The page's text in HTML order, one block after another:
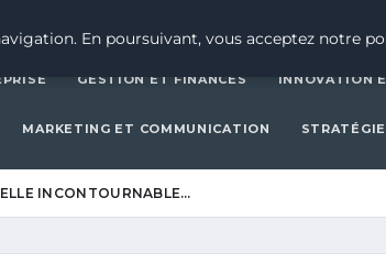
GESTION ET FINANCES INNOVATION
MARKETING ET COMMUNICATION
INCONTOURNABLE…
En poursuivant, vous acceptez notre